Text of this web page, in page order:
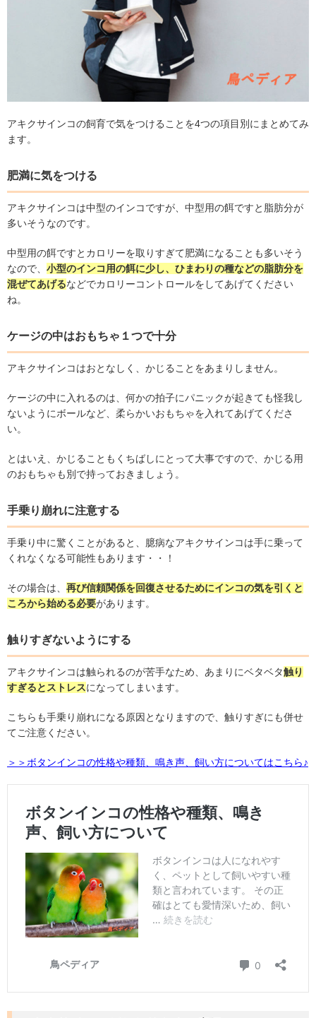
アキクサインコの飼育で気をつけることを4つの項目別にまとめてみ
ます。
肥満に気をつける
アキクサインコは中型のインコですが、中型用の餌ですと脂肪分が
多いそうなのです。
中型用の餌ですとカロリーを取りすぎて肥満になることも多いそう
なので、 小型のインコ用の餌に少し、ひまわりの種などの脂肪分を
混ぜてあげるなどでカロリーコントロールをしてあげてください
ね。
ケージの中はおもちゃ１つで十分
アキクサインコはおとなしく、かじることをあまりしません。
ケージの中に入れるのは、何かの拍子にパニックが起きても怪我し
ないようにボールなど、柔らかいおもちゃを入れてあげてくださ
い。
とはいえ、かじることもくちばしにとって大事ですので、かじる用
のおもちゃも別で持っておきましょう。
手乗り崩れに注意する
手乗り中に驚くことがあると、臆病なアキクサインコは手に乗って
くれなくなる可能性もあります・・！
その場合は、 再び信頼関係を回復させるためにインコの気を引くと
ころから始める必要があります。
触りすぎないようにする
アキクサインコは触られるのが苦手なため、あまりにベタベタ触り
すぎるとストレスになってしまいます。
こちらも手乗り崩れになる原因となりますので、触りすぎにも併せ
てご注意ください。
＞＞ボタンインコの性格や種類、鳴き声、飼い方についてはこちら♪